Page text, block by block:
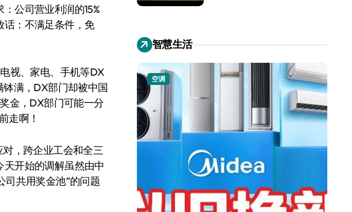
公司营业利润的15%
话：不满足条件，免
视、家电、手机等DX
满，DX部门却被中国
金，DX部门可能一分
走啊！
，跨企业工会和全三
开始的调解虽然由中
共用奖金池”的问题
智慧生活
空调